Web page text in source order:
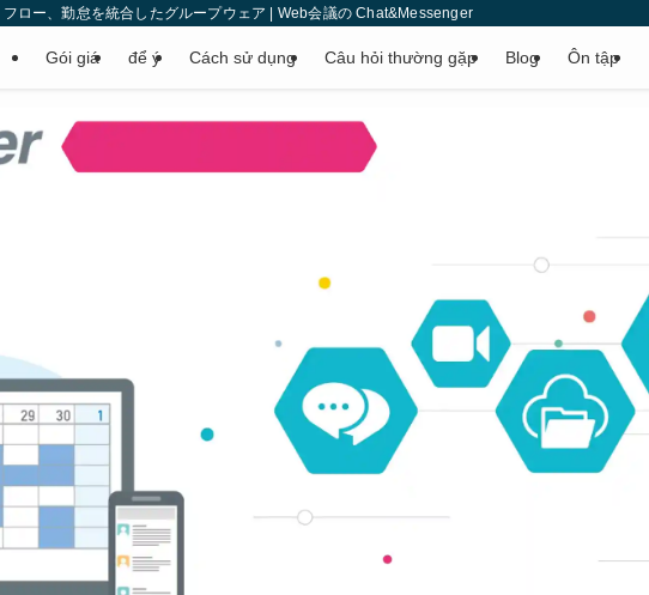
ロー、勤怠を統合したグループウェア | Web会議の Chat&Messenger
Gói giá để ý Cách sử dụng Câu hỏi thường gặp Blog Ôn tập